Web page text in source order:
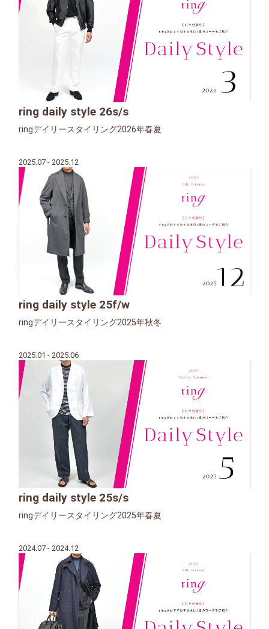
ring daily style 26s/s
ringデイリースタイリング2026年春夏
2025.07 - 2025.12
ring daily style 25f/w
ringデイリースタイリング2025年秋冬
2025.01 - 2025.06
ring daily style 25s/s
ringデイリースタイリング2025年春夏
2024.07 - 2024.12